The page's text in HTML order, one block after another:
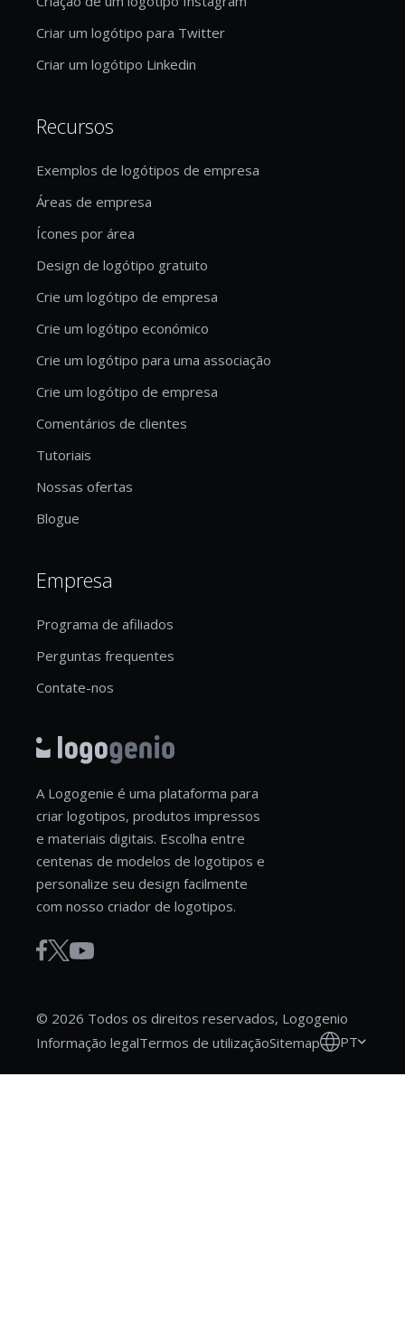
Criar um logótipo para Twitter
Criar um logótipo Linkedin
Recursos
Exemplos de logótipos de empresa
Áreas de empresa
Ícones por área
Design de logótipo gratuito
Crie um logótipo de empresa
Crie um logótipo económico
Crie um logótipo para uma associação
Crie um logótipo de empresa
Comentários de clientes
Tutoriais
Nossas ofertas
Blogue
Empresa
Programa de afiliados
Perguntas frequentes
Contate-nos
A Logogenie é uma plataforma para
criar logotipos, produtos impressos
e materiais digitais. Escolha entre
centenas de modelos de logotipos e
personalize seu design facilmente
com nosso criador de logotipos.
© 2026 Todos os direitos reservados, Logogenio
Informação legalTermos de utilizaçãoSitemap PT